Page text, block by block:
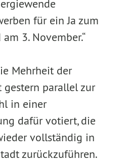
für ein Ja zum
3. November.“
Mehrheit der
gestern parallel zur
in einer
dafür votiert, die
vollständig in
zurückzuführen.